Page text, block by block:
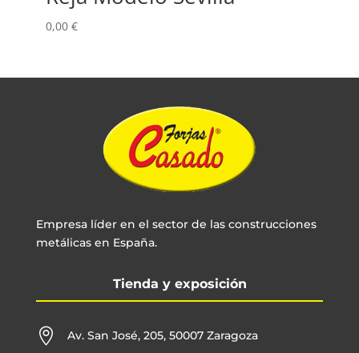
0,00 €
Empresa líder en el sector de las construcciones
metálicas en España.
Tienda y exposición
 Av. San José, 205, 50007 Zaragoza